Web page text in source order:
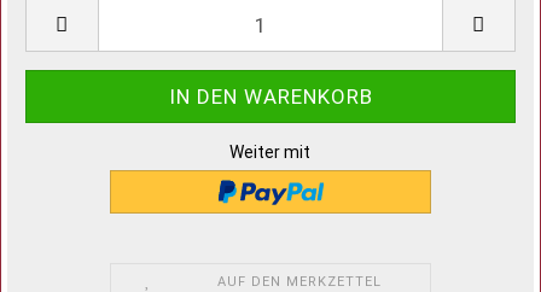
Weiter mit
AUF DEN MERKZETTEL